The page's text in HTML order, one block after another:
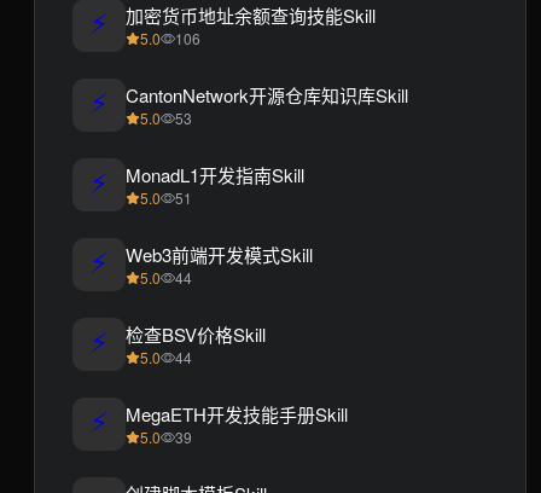
⚡ 加密货币地址余额查询技能Skill
5.0 106
⚡ CantonNetwork开源仓库知识库Skill
5.0 53
⚡ MonadL1开发指南Skill
5.0 51
⚡ Web3前端开发模式Skill
5.0 44
⚡ 检查BSV价格Skill
5.0 44
⚡ MegaETH开发技能手册Skill
5.0 39